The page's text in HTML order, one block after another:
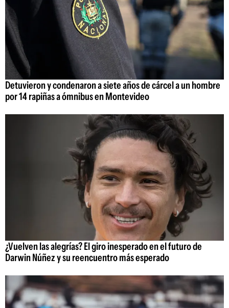
Detuvieron y condenaron a siete años de cárcel a un hombre
por 14 rapiñas a ómnibus en Montevideo
¿Vuelven las alegrías? El giro inesperado en el futuro de
Darwin Núñez y su reencuentro más esperado